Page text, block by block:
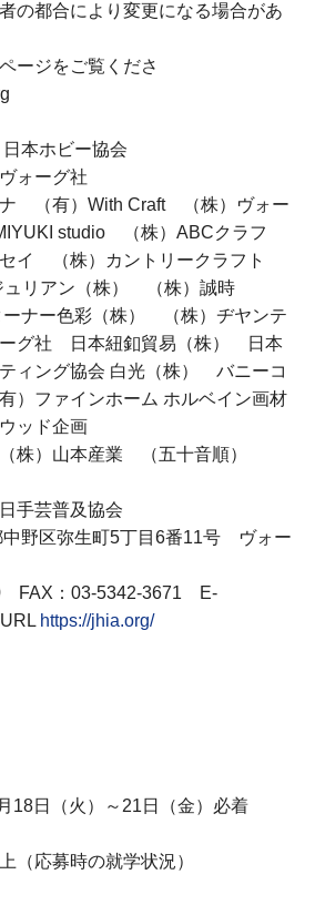
の都合により変更になる場合があ
ージをご覧くださ
本ホビー協会
ォーグ社
ナ （有）With Craft （株）ヴォー
studio （株）ABCクラフ
イ （株）カントリークラフト
ュリアン（株） （株）誠時
ーナー色彩（株） （株）ヂヤンテ
グ社 日本紐釦貿易（株） 日本
ィング協会 白光（株） バニーコ
）ファインホーム ホルベイン画材
ッド企画
株）山本産業 （五十音順）
手芸普及協会
野区弥生町5丁目6番11号 ヴォー
FAX：03-5342-3671 E-
URL https://jhia.org/
18日（火）～21日（金）必着
応募時の就学状況）